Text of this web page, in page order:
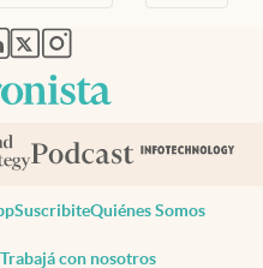
nueva pestaña
en nueva pestaña
abre en nueva pestaña
abre en nueva pestaña
abre en nueva pestaña
SuscribiteQuiénes Somos
Trabajá con nosotros